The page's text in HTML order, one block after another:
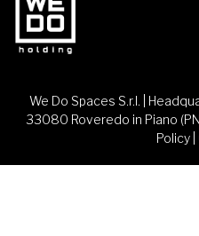
We Do Spaces S.r.l. |
33080 Roveredo in Piano
Policy|